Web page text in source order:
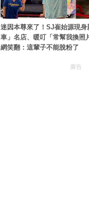
迷因本尊來了！SJ崔始源現
車」名店、暖叮「常幫我換照
網笑翻：這輩子不能脫粉了
廣告